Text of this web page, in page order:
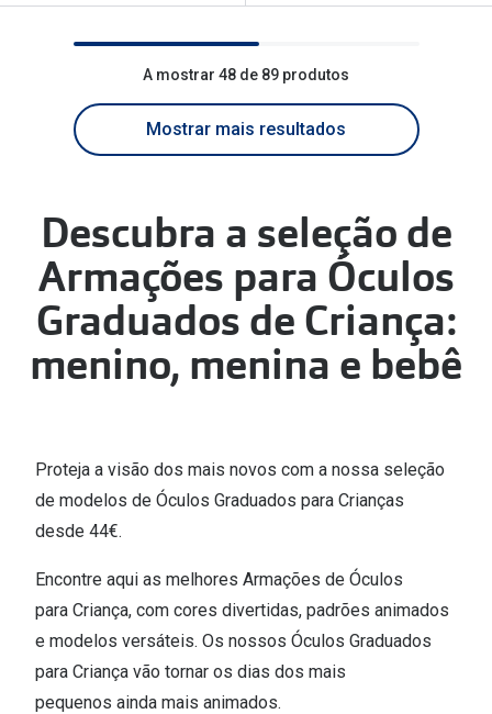
A mostrar 48 de 89 produtos
Mostrar mais resultados
Descubra a seleção de
Armações para Óculos
Graduados de Criança:
menino, menina e bebê
Proteja a visão dos mais novos com a nossa seleção
de modelos de Óculos Graduados para Crianças
desde 44€.
Encontre aqui as melhores Armações de Óculos
para Criança, com cores divertidas, padrões animados
e modelos versáteis. Os nossos Óculos Graduados
para Criança vão tornar os dias dos mais
pequenos ainda mais animados.